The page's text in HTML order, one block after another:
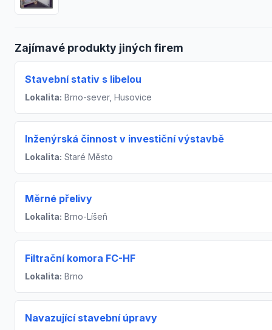
Zajímavé produkty jiných firem
Stavební stativ s libelou
Lokalita: Brno-sever, Husovice
Inženýrská činnost v investiční výstavbě
Lokalita: Staré Město
Měrné přelivy
Lokalita: Brno-Líšeň
Filtrační komora FC-HF
Lokalita: Brno
Navazující stavební úpravy